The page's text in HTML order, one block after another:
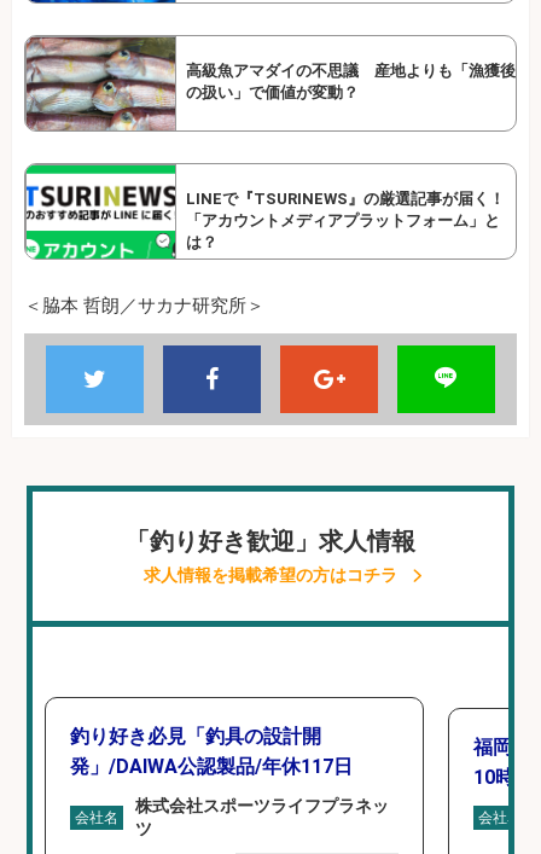
高級魚アマダイの不思議 産地よりも「漁獲後
の扱い」で価値が変動？
LINEで『TSURINEWS』の厳選記事が届く！
「アカウントメディアプラットフォーム」と
は？
＜脇本 哲朗／サカナ研究所＞
「釣り好き歓迎」求人情報
求人情報を掲載希望の方はコチラ
釣り好き必見「釣具の設計開
発」/DAIWA公認製品/年休117日
会社名
株式会社スポーツライフプラネッ
ツ
福岡「
10時間
会社名